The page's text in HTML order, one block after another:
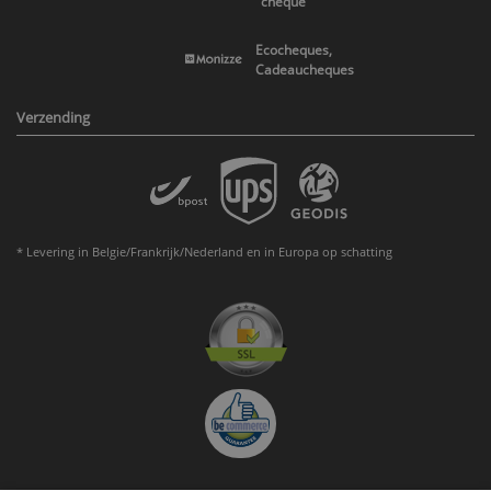
Ecocheques,
Cadeaucheques
Verzending
* Levering in Belgie/Frankrijk/Nederland en in Europa op schatting